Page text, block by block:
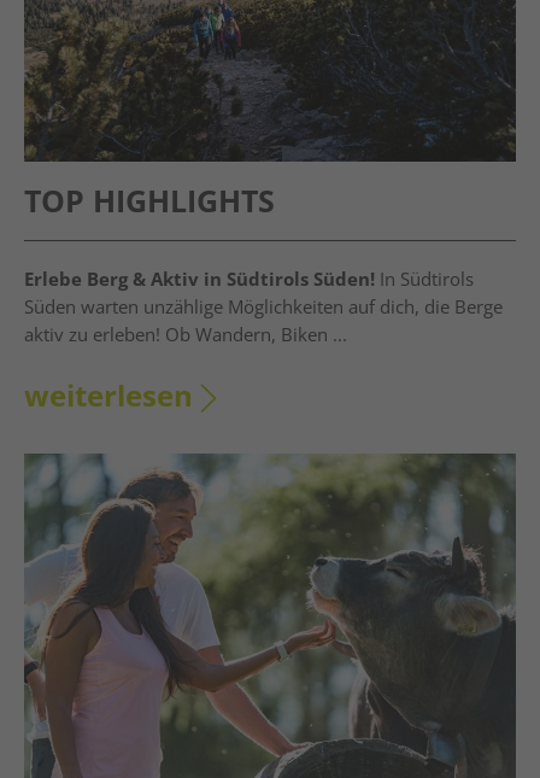
TOP HIGHLIGHTS
Erlebe Berg & Aktiv in Südtirols Süden! In Südtirols
Süden warten unzählige Möglichkeiten auf dich, die Berge
aktiv zu erleben! Ob Wandern, Biken ...
weiterlesen